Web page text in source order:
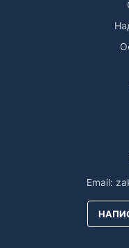
Email: